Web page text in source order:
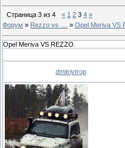
Страница 3 из 4 « 1 2 3 4 »
Форум » Rezzo vs .... » Opel Meriva VS
Opel Meriva VS REZZO.
dmitriytrop